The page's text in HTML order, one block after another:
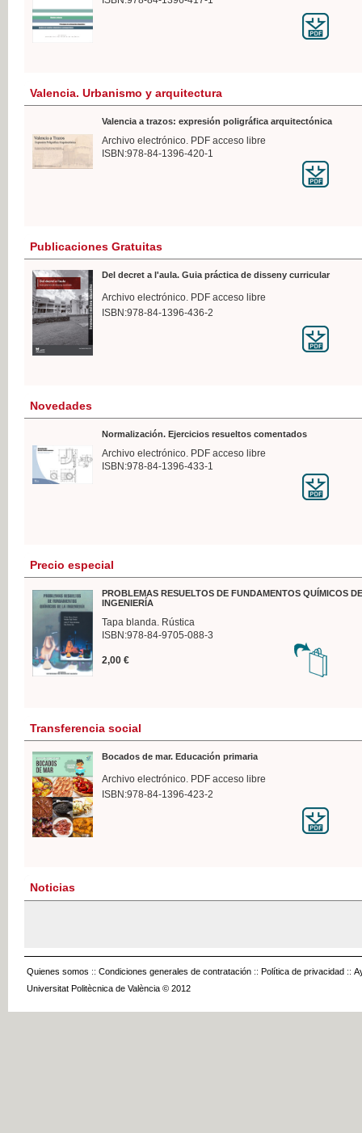
Valencia. Urbanismo y arquitectura
Valencia a trazos: expresión poligráfica arquitectónica
Archivo electrónico. PDF acceso libre
ISBN:978-84-1396-420-1
Publicaciones Gratuitas
Del decret a l'aula. Guia práctica de disseny curricular
Archivo electrónico. PDF acceso libre
ISBN:978-84-1396-436-2
Novedades
Normalización. Ejercicios resueltos comentados
Archivo electrónico. PDF acceso libre
ISBN:978-84-1396-433-1
Precio especial
PROBLEMAS RESUELTOS DE FUNDAMENTOS QUÍMICOS
INGENIERÍA
Tapa blanda. Rústica
ISBN:978-84-9705-088-3
2,00 €
Transferencia social
Bocados de mar. Educación primaria
Archivo electrónico. PDF acceso libre
ISBN:978-84-1396-423-2
Noticias
Quienes somos :: Condiciones generales de contratación :: Política de privacidad ::
Universitat Politècnica de València © 2012